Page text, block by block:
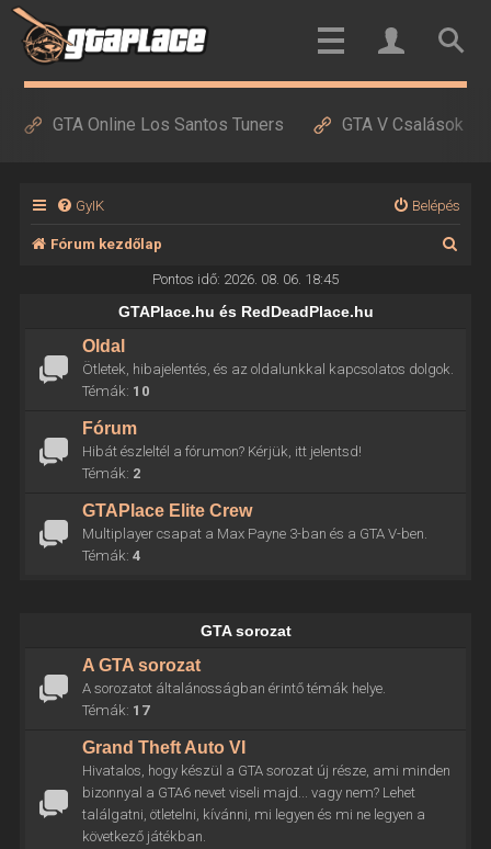
GTA Online Los Santos Tuners GTA V Csalások
GyIK Belépés
Fórum kezdőlap
Pontos idő: 2026. 08. 06. 18:45
GTAPlace.hu és RedDeadPlace.hu
Oldal
Ötletek, hibajelentés, és az oldalunkkal kapcsolatos dolgok.
Témák: 10
Fórum
Hibát észleltél a fórumon? Kérjük, itt jelentsd!
Témák: 2
GTAPlace Elite Crew
Multiplayer csapat a Max Payne 3-ban és a GTA V-ben.
Témák: 4
GTA sorozat
A GTA sorozat
A sorozatot általánosságban érintő témák helye.
Témák: 17
Grand Theft Auto VI
Hivatalos, hogy készül a GTA sorozat új része, ami minden
bizonnyal a GTA6 nevet viseli majd... vagy nem? Lehet
találgatni, ötletelni, kívánni, mi legyen és mi ne legyen a
következő játékban.